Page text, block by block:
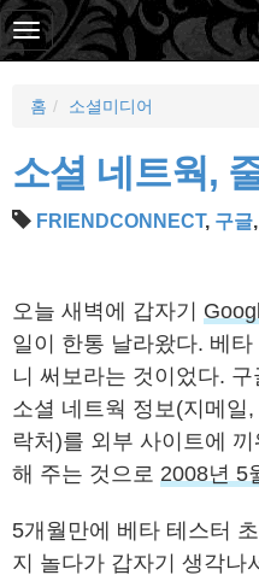
홈 소셜미디어
소셜 네트웍,
FRIENDCONNECT, 구글,
오늘 새벽에 갑자기
일이 한통 날라왔다. 베
니 써보라는 것이었다.
소셜 네트웍 정보(지메일
락처)를 외부 사이트에
해 주는 것으로 2008년 5
5개월만에 베타 테스터
지 놀다가 갑자기 생각나